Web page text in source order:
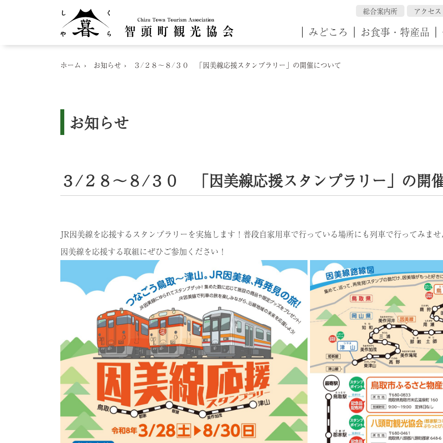
総合案内所 アクセス
みどころ お食事・特産品
ホーム お知らせ ３/２８～８/３０ 「因美線応援スタンプラリー」の開催について
お知らせ
３/２８～８/３０ 「因美線応援スタンプラリー」の開
JR因美線を応援するスタンプラリーを実施します！普段自家用車で行っている場所にも列車で行ってみま
因美線を応援する取組にぜひご参加ください！